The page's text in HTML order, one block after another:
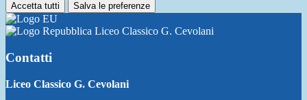
Accetta tutti Salva le preferenze
Liceo Classico G. Cevolani
Contatti
Liceo Classico G. Cevolani